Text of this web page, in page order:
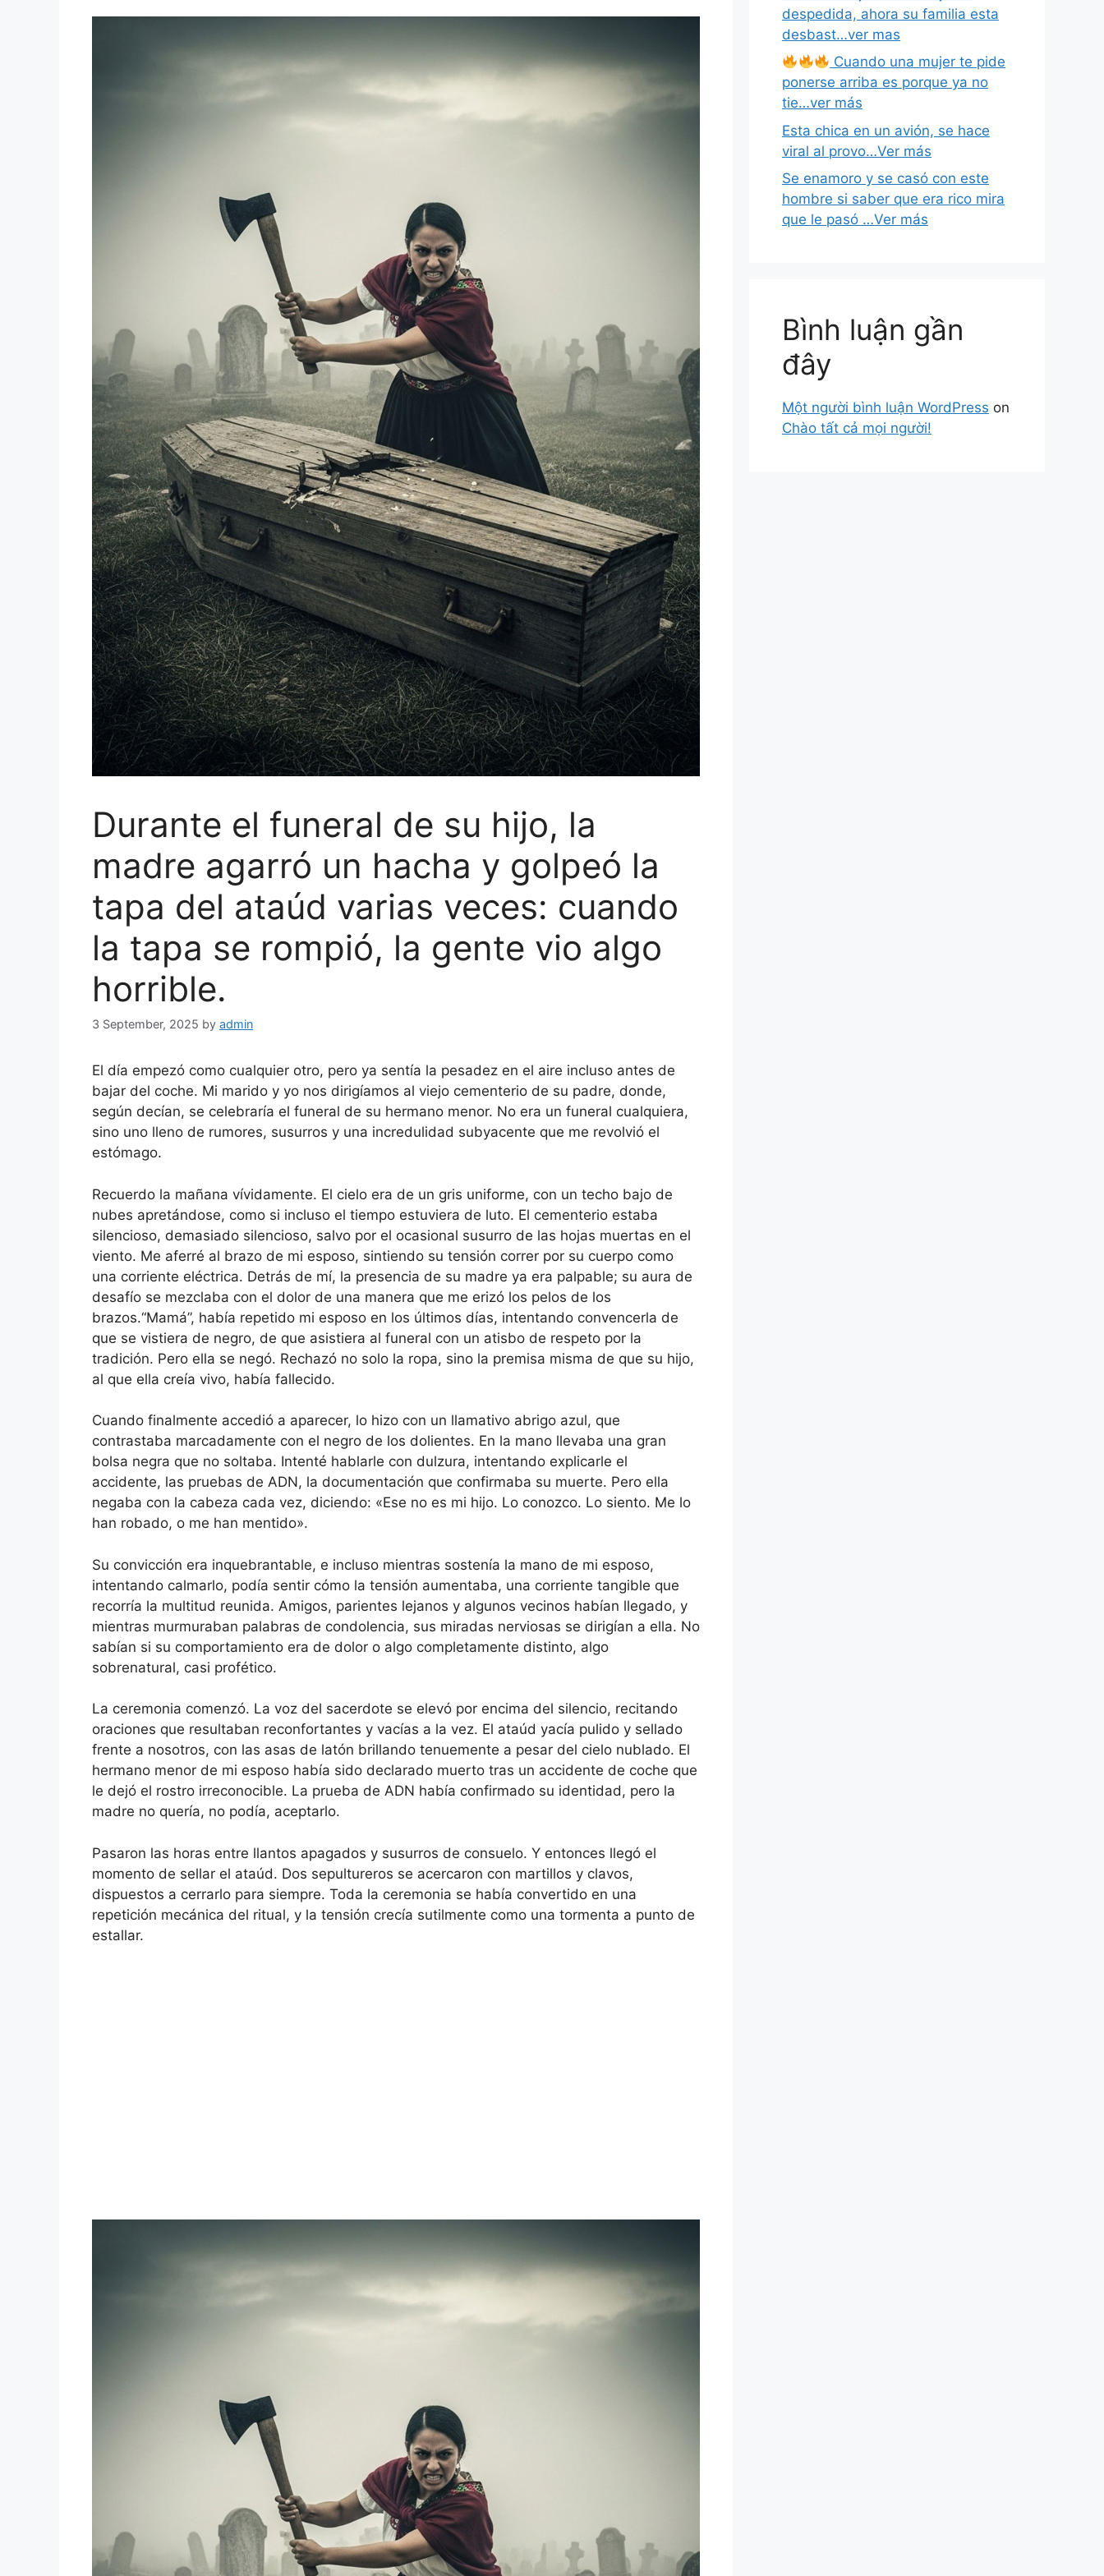
Durante el funeral de su hijo, la
madre agarró un hacha y golpeó la
tapa del ataúd varias veces: cuando
la tapa se rompió, la gente vio algo
horrible.
3 September, 2025 by admin
El día empezó como cualquier otro, pero ya sentía la pesadez en el aire incluso antes de
bajar del coche. Mi marido y yo nos dirigíamos al viejo cementerio de su padre, donde,
según decían, se celebraría el funeral de su hermano menor. No era un funeral cualquiera,
sino uno lleno de rumores, susurros y una incredulidad subyacente que me revolvió el
estómago.
Recuerdo la mañana vívidamente. El cielo era de un gris uniforme, con un techo bajo de
nubes apretándose, como si incluso el tiempo estuviera de luto. El cementerio estaba
silencioso, demasiado silencioso, salvo por el ocasional susurro de las hojas muertas en el
viento. Me aferré al brazo de mi esposo, sintiendo su tensión correr por su cuerpo como
una corriente eléctrica. Detrás de mí, la presencia de su madre ya era palpable; su aura de
desafío se mezclaba con el dolor de una manera que me erizó los pelos de los
brazos.“Mamá”, había repetido mi esposo en los últimos días, intentando convencerla de
que se vistiera de negro, de que asistiera al funeral con un atisbo de respeto por la
tradición. Pero ella se negó. Rechazó no solo la ropa, sino la premisa misma de que su hijo,
al que ella creía vivo, había fallecido.
Cuando finalmente accedió a aparecer, lo hizo con un llamativo abrigo azul, que
contrastaba marcadamente con el negro de los dolientes. En la mano llevaba una gran
bolsa negra que no soltaba. Intenté hablarle con dulzura, intentando explicarle el
accidente, las pruebas de ADN, la documentación que confirmaba su muerte. Pero ella
negaba con la cabeza cada vez, diciendo: «Ese no es mi hijo. Lo conozco. Lo siento. Me lo
han robado, o me han mentido».
Su convicción era inquebrantable, e incluso mientras sostenía la mano de mi esposo,
intentando calmarlo, podía sentir cómo la tensión aumentaba, una corriente tangible que
recorría la multitud reunida. Amigos, parientes lejanos y algunos vecinos habían llegado, y
mientras murmuraban palabras de condolencia, sus miradas nerviosas se dirigían a ella. No
sabían si su comportamiento era de dolor o algo completamente distinto, algo
sobrenatural, casi profético.
La ceremonia comenzó. La voz del sacerdote se elevó por encima del silencio, recitando
oraciones que resultaban reconfortantes y vacías a la vez. El ataúd yacía pulido y sellado
frente a nosotros, con las asas de latón brillando tenuemente a pesar del cielo nublado. El
hermano menor de mi esposo había sido declarado muerto tras un accidente de coche que
le dejó el rostro irreconocible. La prueba de ADN había confirmado su identidad, pero la
madre no quería, no podía, aceptarlo.
Pasaron las horas entre llantos apagados y susurros de consuelo. Y entonces llegó el
momento de sellar el ataúd. Dos sepultureros se acercaron con martillos y clavos,
dispuestos a cerrarlo para siempre. Toda la ceremonia se había convertido en una
repetición mecánica del ritual, y la tensión crecía sutilmente como una tormenta a punto de
estallar.
despedida, ahora su familia esta
desbast…ver mas
Cuando una mujer te pide
ponerse arriba es porque ya no
tie…ver más
Esta chica en un avión, se hace
viral al provo…Ver más
Se enamoro y se casó con este
hombre si saber que era rico mira
que le pasó …Ver más
Bình luận gần
đây
Một người bình luận WordPress on
Chào tất cả mọi người!